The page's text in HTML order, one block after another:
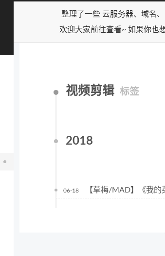
整理了一些 云服务器、域名
欢迎大家前往查看~ 如果你也
视频剪辑 标签
2018
06-18 【草梅/MAD】《我的